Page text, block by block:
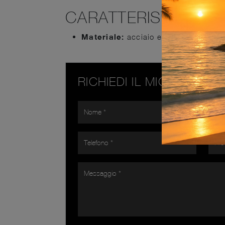
CARATTERISTICHE
Materiale: acciaio e vetro sabbiato
RICHIEDI IL MIGLIOR